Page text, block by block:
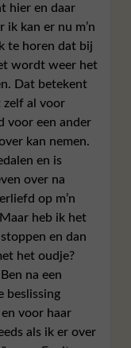
hier en daar
kan er nu m’n
te horen dat bij
wordt weer het
Dat betekent
zelf al voor
voor een ander
kan nemen.
en is
over na
op m’n
heb ik het
en dan
het oudje?
na een
beslissing
voor haar
als ik er over